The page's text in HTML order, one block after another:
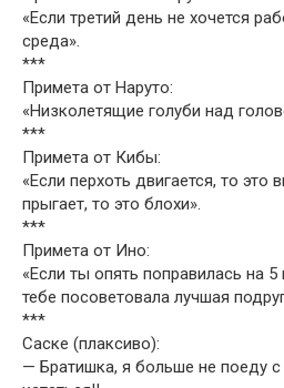
«Если третий день не хочется
среда».
***
Примета от Наруто:
«Низколетящие голуби над
***
Примета от Кибы:
«Если перхоть двигается, то
прыгает, то это блохи».
***
Примета от Ино:
«Если ты опять поправилась на 5
тебе посоветовала лучшая
***
Саске (плаксиво):
— Братишка, я больше не поеду с